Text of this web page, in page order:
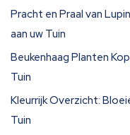
Pracht en Praal van
aan uw Tuin
Beukenhaag Planten
Tuin
Kleurrijk Overzicht:
Tuin